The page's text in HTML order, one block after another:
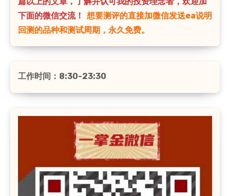
下面的微信交流！
想要测评的直接加微信发送ea说明
回测的品种和测试周期，永久免费。
工作时间：8:30-23:30